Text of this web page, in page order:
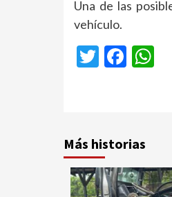
Una de las
vehículo.
Twitter
Más historias